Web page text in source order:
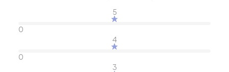
5
0
4
0
3